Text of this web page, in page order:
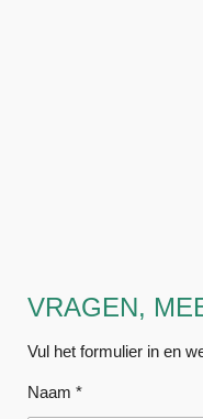
VRAGEN,
Vul het formulier in en
Naam *